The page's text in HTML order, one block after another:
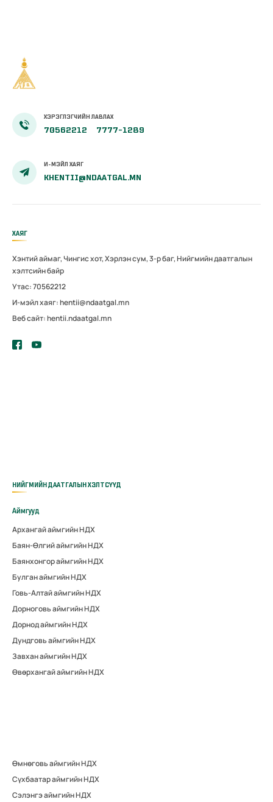
ХЭРЭГЛЭГЧИЙН ЛАВЛАХ
70562212 7777-1289
И-МЭЙЛ ХАЯГ
KHENTII@NDAATGAL.MN
ХАЯГ
Хэнтий аймаг, Чингис хот, Хэрлэн сум, 3-р баг, Нийгмийн даатгалын
хэлтсийн байр
Утас: 70562212
И-мэйл хаяг: hentii@ndaatgal.mn
Веб сайт: hentii.ndaatgal.mn
НИЙГМИЙН ДААТГАЛЫН ХЭЛТСҮҮД
Аймгууд
Архангай аймгийн НДХ
Баян-Өлгий аймгийн НДХ
Баянхонгор аймгийн НДХ
Булган аймгийн НДХ
Говь-Алтай аймгийн НДХ
Дорноговь аймгийн НДХ
Дорнод аймгийн НДХ
Дундговь аймгийн НДХ
Завхан аймгийн НДХ
Өвөрхангай аймгийн НДХ
Өмнөговь аймгийн НДХ
Сүхбаатар аймгийн НДХ
Сэлэнгэ аймгийн НДХ